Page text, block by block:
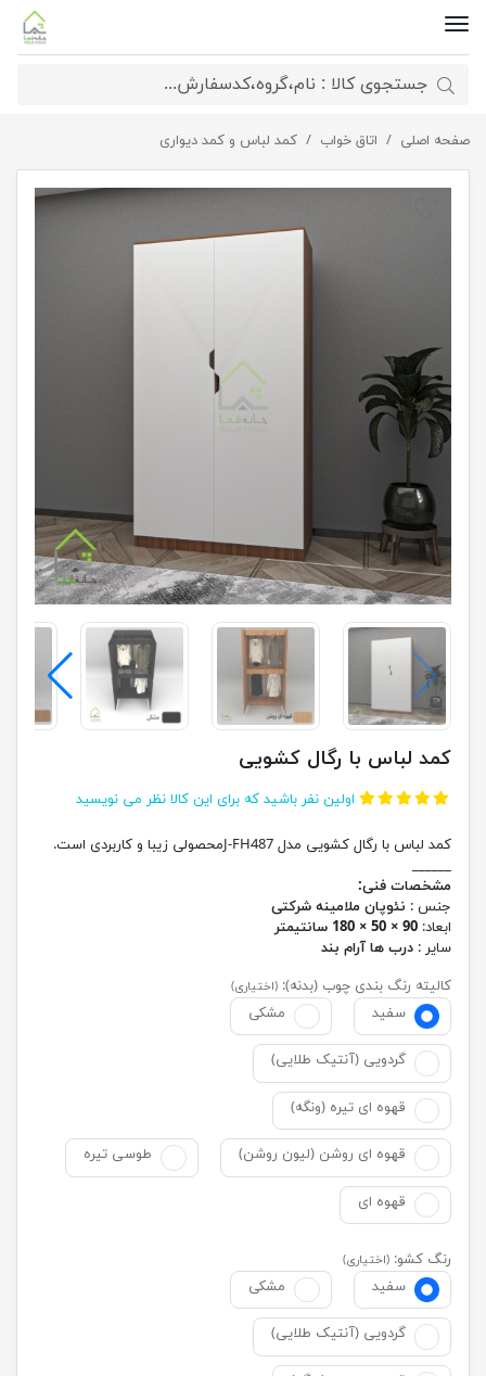
صفحه اصلی اتاق خواب کمد لباس و کمد دیواری کمد لباس با رگال کشویی
کمد لباس با رگال کشویی
اولین نفر باشید که برای این کالا نظر می نویسید
کمد لباس با رگال کشویی مدل J-FH487محصولی زیبا و کاربردی است.
______
مشخصات فنی:
جنس : نئوپان ملامینه شرکتی
ابعاد: 90 × 50 × 180 سانتیمتر
سایر : درب ها آرام بند
کالیته رنگ بندی چوب (بدنه): (اختیاری)
سفید مشکی
گردویی (آنتیک طلایی)
قهوه ای تیره (ونگه)
قهوه ای روشن (لیون روشن) طوسی تیره
قهوه ای
رنگ کشو: (اختیاری)
سفید مشکی
گردویی (آنتیک طلایی)